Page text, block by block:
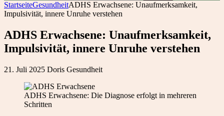
StartseiteGesundheitADHS Erwachsene: Unaufmerksamkeit,
Impulsivität, innere Unruhe verstehen
ADHS Erwachsene: Unaufmerksamkeit,
Impulsivität, innere Unruhe verstehen
21. Juli 2025 Doris Gesundheit
ADHS Erwachsene: Die Diagnose erfolgt in mehreren
Schritten